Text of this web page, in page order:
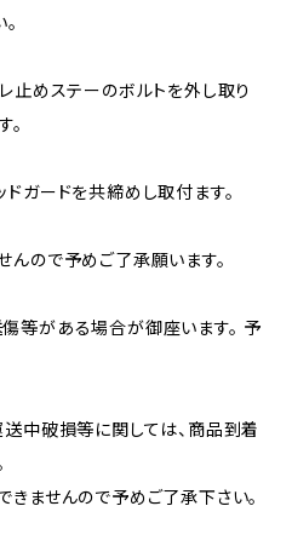
止めステーのボルトを外し取り
ガードを共締めし取付ます。
ので予めご了承願います。
等がある場合が御座います。 予
中破損等に関しては、商品到着
ませんので予めご了承下さい。